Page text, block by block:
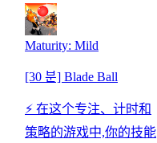
Maturity: Mild
[30 분] Blade Ball
⚡ 在这个专注、计时和
策略的游戏中,你的技能